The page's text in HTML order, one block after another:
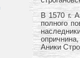
В 1570 г.
полного
Аники